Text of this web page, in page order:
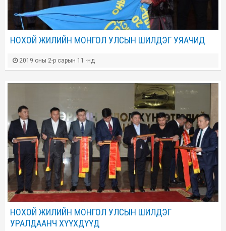
НОХОЙ ЖИЛИЙН МОНГОЛ УЛСЫН ШИЛДЭГ УЯАЧИД
2019 оны 2-р сарын 11 -нд
НОХОЙ ЖИЛИЙН МОНГОЛ УЛСЫН ШИЛДЭГ
УРАЛДААНЧ ХҮҮХДҮҮД